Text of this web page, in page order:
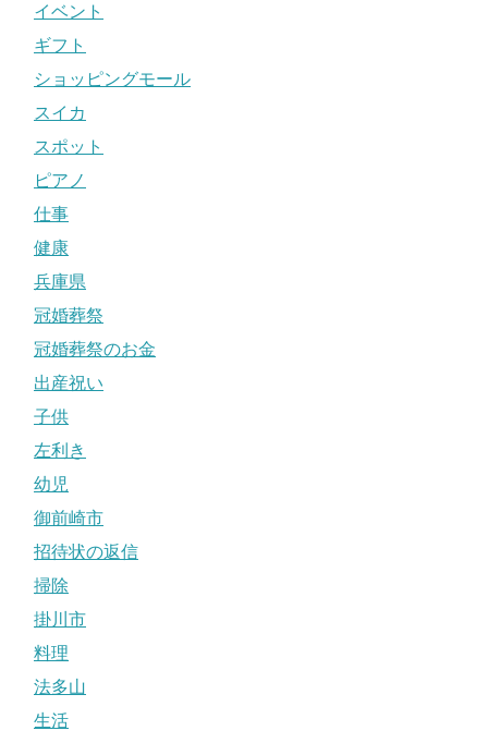
イベント
ギフト
ショッピングモール
スイカ
スポット
ピアノ
仕事
健康
兵庫県
冠婚葬祭
冠婚葬祭のお金
出産祝い
子供
左利き
幼児
御前崎市
招待状の返信
掃除
掛川市
料理
法多山
生活